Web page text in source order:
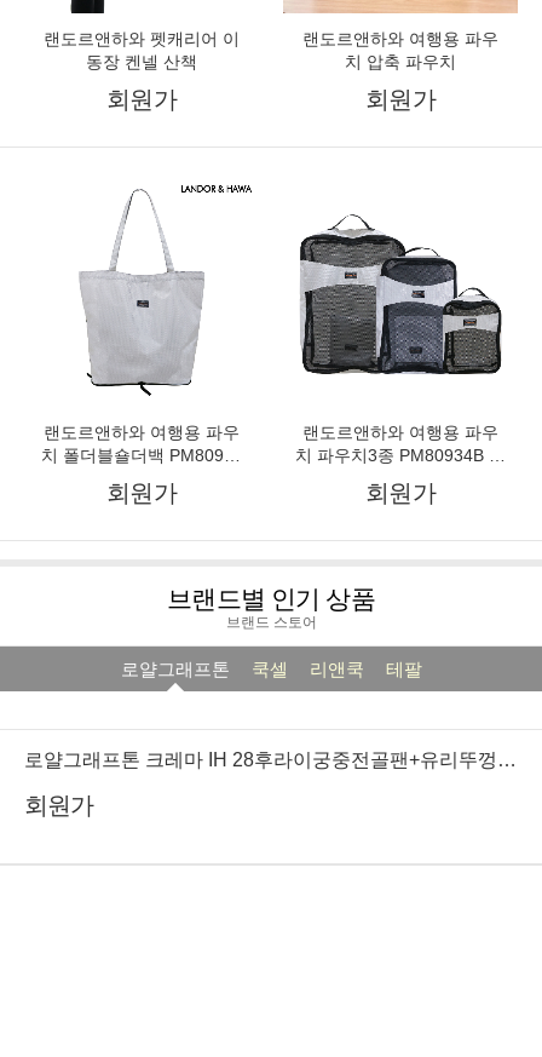
랜도르앤하와 펫캐리어 이
동장 켄넬 산책
회원가
랜도르앤하와 여행용 파우
치 압축 파우치
회원가
랜도르앤하와 여행용 파우
치 폴더블숄더백 PM80918
- 그레이 색상
회원가
랜도르앤하와 여행용 파우
치 파우치3종 PM80934B 그
레이색상
회원가
브랜드별 인기 상품
브랜드 스토어
로얄그래프톤 쿡셀 리앤쿡 테팔